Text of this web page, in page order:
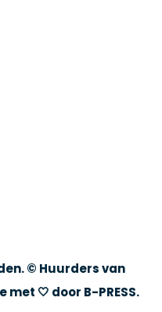
© Huurders van
met 🤍 door B-PRESS.